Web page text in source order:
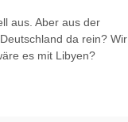
aus. Aber aus der
da rein? Wir
es mit Libyen?